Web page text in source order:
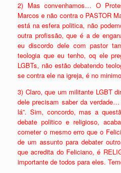
2) Mas convenhamos… O
Marcos e não contra o PASTOR
está na esfera politica, não
outra profissão, que é a de
eu discordo dele com pastor
teologia que eu tenho, oq ele
LGBTs, não estão debatendo
se contra ele na igreja, é no
3) Claro, que um militante LGBT
dele precisam saber da
lá”. Sim, concordo, mas a
debate politico e religioso,
cometer o mesmo erro que o
de um assunto para debater
que acredita do Feliciano, é
importante de todos para eles.